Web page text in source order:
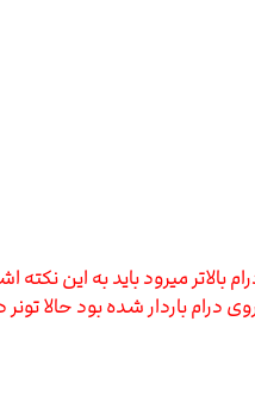
میرود باید به این نکته
درام باردار شده بود حالا